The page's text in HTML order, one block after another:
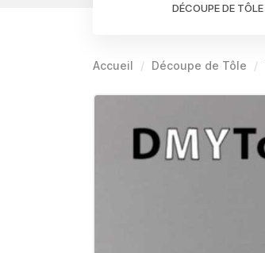
DÉCOUPE DE TÔLE
Accueil Découpe de Tôle